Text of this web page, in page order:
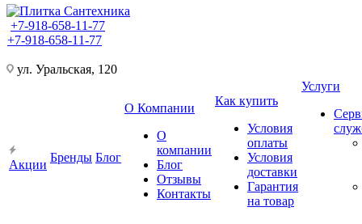
+7-918-658-11-77
+7-918-658-11-77
ул. Уральская, 120
Акции
Бренды Блог
О Компании
О
компании
Блог
Отзывы
Контакты
Как купить
Условия
оплаты
Условия
доставки
Гарантия
на товар
Услуги